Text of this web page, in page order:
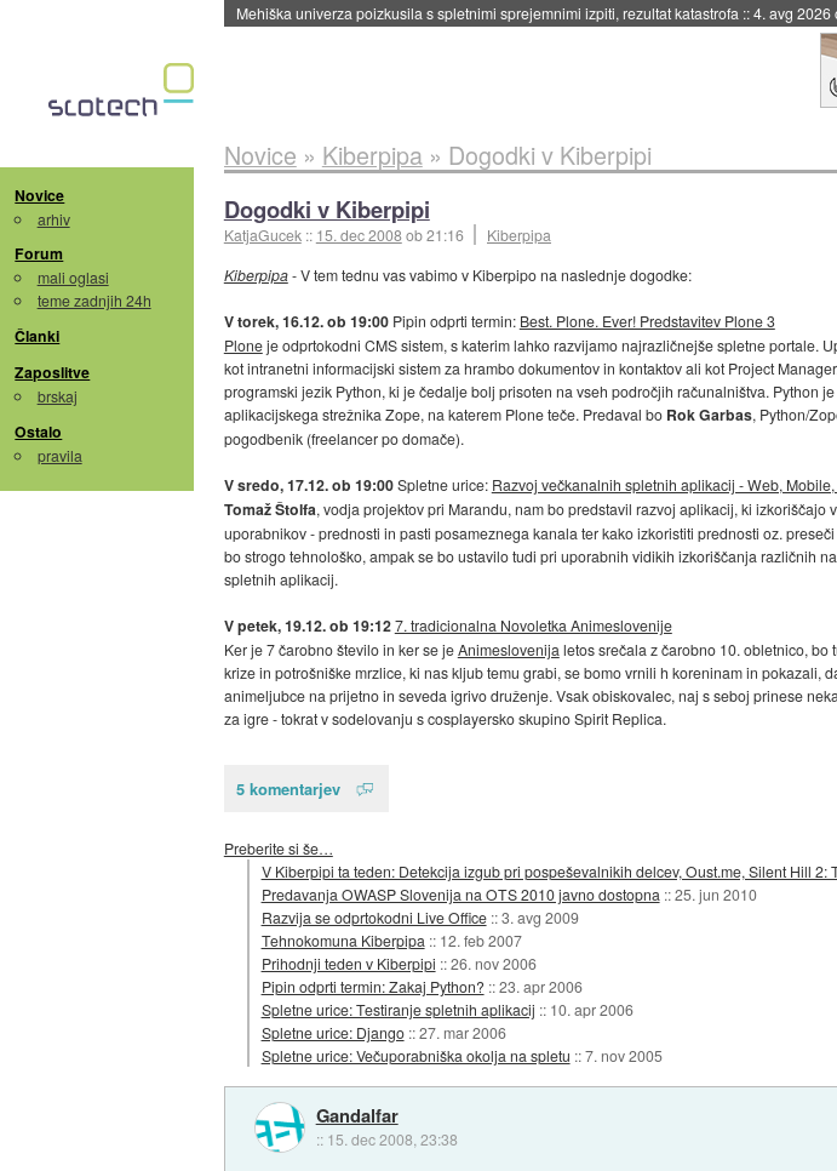
Mehiška univerza poizkusila s spletnimi sprejemnimi izpiti, rezultat katastrofa ::4. avg 2026
Novice
arhiv
Forum
mali oglasi
teme zadnjih 24h
Članki
Zaposlitve
brskaj
Ostalo
pravila
Novice » Kiberpipa» Dogodki v Kiberpipi
Dogodki v Kiberpipi
KatjaGucek :: 15. dec 2008ob 21:16 Kiberpipa
Kiberpipa- V tem tednu vas vabimo v Kiberpipo na naslednje dogodke:
V torek, 16.12. ob 19:00Pipin odprti termin: Best. Plone. Ever! Predstavitev Plone 3
Ploneje odprtokodni CMS sistem, s katerim lahko razvijamo najrazličnejše spletne portale.
kot intranetni informacijski sistem za hrambo dokumentov in kontaktov ali kot Project
programski jezik Python, ki je čedalje bolj prisoten na vseh področjih računalništva. Python
aplikacijskega strežnika Zope, na katerem Plone teče. Predaval bo Rok Garbas, Python/
pogodbenik (freelancer po domače).
V sredo, 17.12. ob 19:00Spletne urice: Razvoj večkanalnih spletnih aplikacij - Web,
Tomaž Štolfa, vodja projektov pri Marandu, nam bo predstavil razvoj aplikacij, ki izkoriščajo
uporabnikov - prednosti in pasti posameznega kanala ter kako izkoristiti prednosti oz.
bo strogo tehnološko, ampak se bo ustavilo tudi pri uporabnih vidikih izkoriščanja različnih
spletnih aplikacij.
V petek, 19.12. ob 19:127. tradicionalna Novoletka Animeslovenije
Ker je 7 čarobno število in ker se jeAnimeslovenija letos srečala z čarobno 10. obletnico,
krize in potrošniške mrzlice, ki nas kljub temu grabi, se bomo vrnili h koreninam in
animeljubce na prijetno in seveda igrivo druženje. Vsak obiskovalec, naj s seboj prinese
za igre - tokrat v sodelovanju s cosplayersko skupino Spirit Replica.
5 komentarjev
Preberite si še…
V Kiberpipi ta teden: Detekcija izgub pri pospeševalnikih delcev, Oust.me, Silent Hill 2:
Predavanja OWASP Slovenija na OTS 2010 javno dostopna ::25. jun 2010
Razvija se odprtokodni Live Office ::3. avg 2009
Tehnokomuna Kiberpipa :: 12. feb 2007
Prihodnji teden v Kiberpipi ::26. nov 2006
Pipin odprti termin: Zakaj Python? ::23. apr 2006
Spletne urice: Testiranje spletnih aplikacij :: 10. apr 2006
Spletne urice: Django ::27. mar 2006
Spletne urice: Večuporabniška okolja na spletu ::7. nov 2005
Gandalfar
:: 15. dec 2008, 23:38